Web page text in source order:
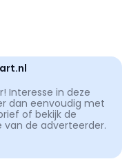
Interesse in deze
dan eenvoudig met
of bekijk de
de adverteerder.